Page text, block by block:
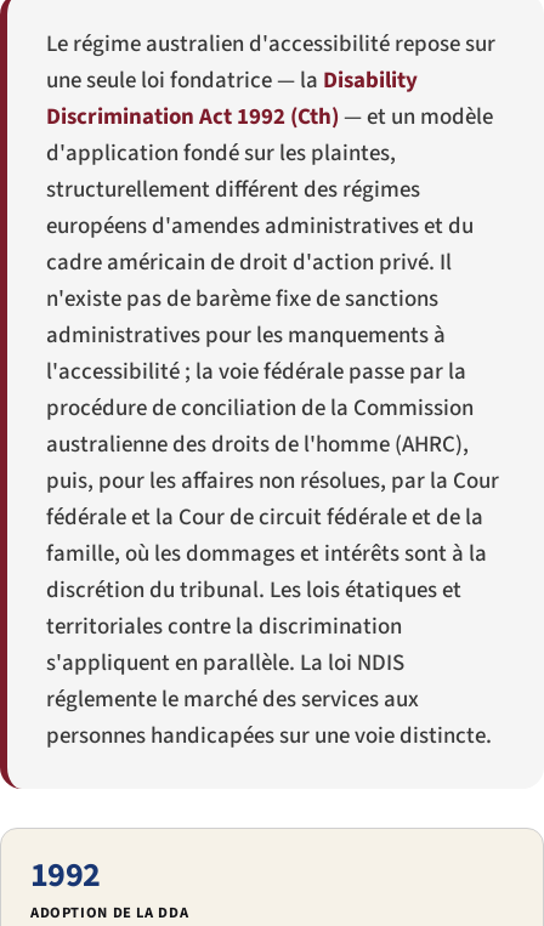
Le régime australien d'accessibilité repose sur
une seule loi fondatrice — la Disability
Discrimination Act 1992 (Cth)— et un modèle
d'application fondé sur les plaintes,
structurellement différent des régimes
européens d'amendes administratives et du
cadre américain de droit d'action privé. Il
n'existe pas de barème fixe de sanctions
administratives pour les manquements à
l'accessibilité ; la voie fédérale passe par la
procédure de conciliation de la Commission
australienne des droits de l'homme (AHRC),
puis, pour les affaires non résolues, par la Cour
fédérale et la Cour de circuit fédérale et de la
famille, où les dommages et intérêts sont à la
discrétion du tribunal. Les lois étatiques et
territoriales contre la discrimination
s'appliquent en parallèle. La loi NDIS
réglemente le marché des services aux
personnes handicapées sur une voie distincte.
1992
ADOPTION DE LA DDA